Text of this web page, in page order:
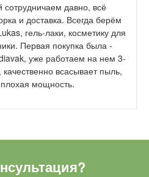
давно, всё
и доставка. Всегда берём
гель-лаки, косметику для
Первая покупка была -
уже работаем на нем 3-
всасывает пыль,
мощность.